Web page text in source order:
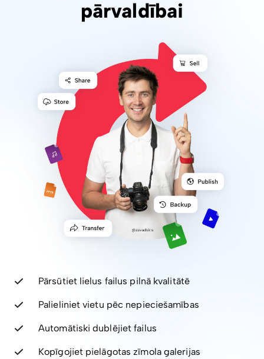
pārvaldībai
Pārsūtiet lielus failus pilnā kvalitātē
Palieliniet vietu pēc nepieciešamības
Automātiski dublējiet failus
Kopīgojiet pielāgotas zīmola galerijas